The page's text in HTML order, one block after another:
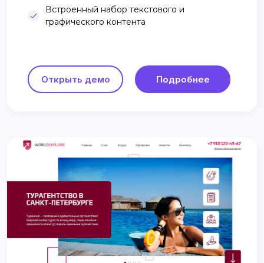
Встроенный набор текстового и
графического контента
Открыть демо Подробнее